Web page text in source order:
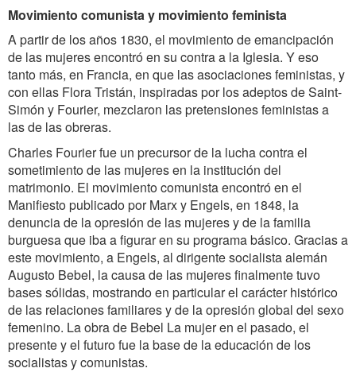
Movimiento comunista y movimiento feminista
A partir de los años 1830, el movimiento de emancipación
de las mujeres encontró en su contra a la Iglesia. Y eso
tanto más, en Francia, en que las asociaciones feministas, y
con ellas Flora Tristán, inspiradas por los adeptos de Saint-
Simón y Fourier, mezclaron las pretensiones feministas a
las de las obreras.
Charles Fourier fue un precursor de la lucha contra el
sometimiento de las mujeres en la institución del
matrimonio. El movimiento comunista encontró en el
Manifiesto publicado por Marx y Engels, en 1848, la
denuncia de la opresión de las mujeres y de la familia
burguesa que iba a figurar en su programa básico. Gracias a
este movimiento, a Engels, al dirigente socialista alemán
Augusto Bebel, la causa de las mujeres finalmente tuvo
bases sólidas, mostrando en particular el carácter histórico
de las relaciones familiares y de la opresión global del sexo
femenino. La obra de Bebel La mujer en el pasado, el
presente y el futuro fue la base de la educación de los
socialistas y comunistas.